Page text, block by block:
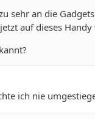
sehr an die
auf dieses
ich nie